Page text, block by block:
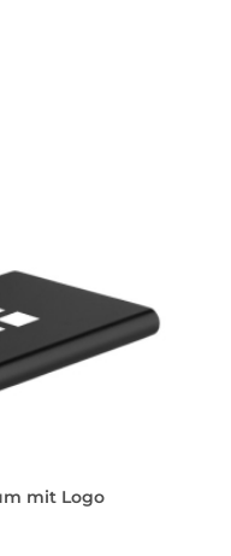
mit Logo